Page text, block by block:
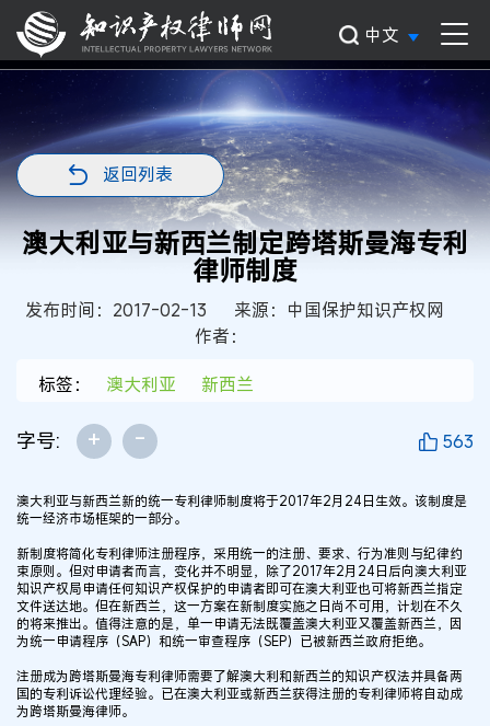
中文
返回列表
澳大利亚与新西兰制定跨塔斯曼海专利
律师制度
发布时间：2017-02-13
来源：中国保护知识产权网
作者：
标签：
澳大利亚 新西兰
字号: + - 563
澳大利亚与新西兰新的统一专利律师制度将于2017年2月24日生效。该制度是
统一经济市场框架的一部分。
新制度将简化专利律师注册程序，采用统一的注册、要求、行为准则与纪律约
束原则。但对申请者而言，变化并不明显，除了2017年2月24日后向澳大利亚
知识产权局申请任何知识产权保护的申请者即可在澳大利亚也可将新西兰指定
文件送达地。但在新西兰，这一方案在新制度实施之日尚不可用，计划在不久
的将来推出。值得注意的是，单一申请无法既覆盖澳大利亚又覆盖新西兰，因
为统一申请程序（SAP）和统一审查程序（SEP）已被新西兰政府拒绝。
注册成为跨塔斯曼海专利律师需要了解澳大利和新西兰的知识产权法并具备两
国的专利诉讼代理经验。已在澳大利亚或新西兰获得注册的专利律师将自动成
为跨塔斯曼海律师。